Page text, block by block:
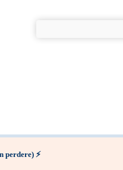
perdere) ⚡